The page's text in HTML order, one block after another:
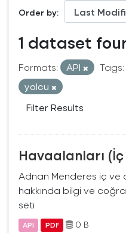
Order by
1 dataset
Formats: API Tags:
yolcu
Filter Results
Havaalanları (İç
Adnan Menderes iç ve
hakkında bilgi ve
seti
API PDF 0 B